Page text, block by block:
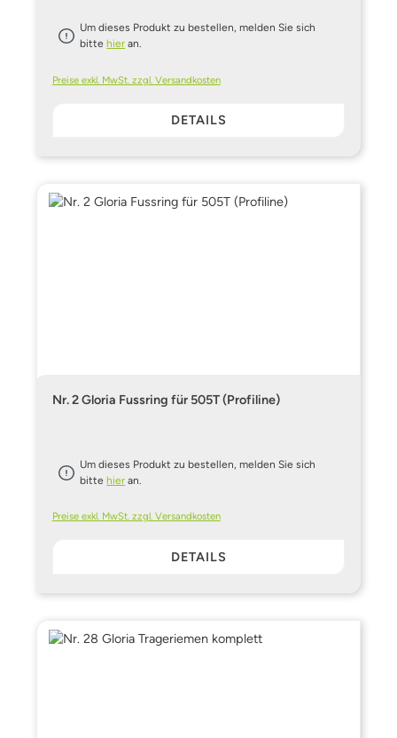
Um dieses Produkt zu bestellen, melden Sie sich
bitte hier an.
Preise exkl. MwSt. zzgl. Versandkosten
DETAILS
Nr. 2 Gloria Fussring für 505T (Profiline)
Um dieses Produkt zu bestellen, melden Sie sich
bitte hier an.
Preise exkl. MwSt. zzgl. Versandkosten
DETAILS